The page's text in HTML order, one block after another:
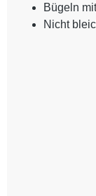
Bügeln
Nicht